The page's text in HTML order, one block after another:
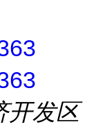
开发区